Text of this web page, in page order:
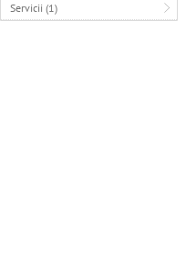
Servicii (1)